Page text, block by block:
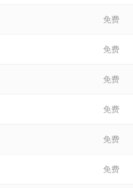
己无数？
恨，恨深重。萧君……我悔